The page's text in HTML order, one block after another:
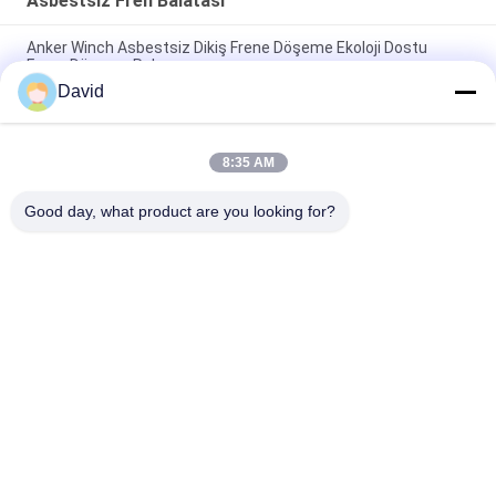
Anker Winch Asbestsiz Dikiş Frene Döşeme Ekoloji Dostu
Frene Döşeme Rulo
Windlass Şeker Fabrikası İnşaat Makineleri İçin Asbest Serbest
Fren Kaplamaları
Esnek endüstriyel sürtünme malzemesi Asbest serbest fren
David
8:35 AM
Good day, what product are you looking for?